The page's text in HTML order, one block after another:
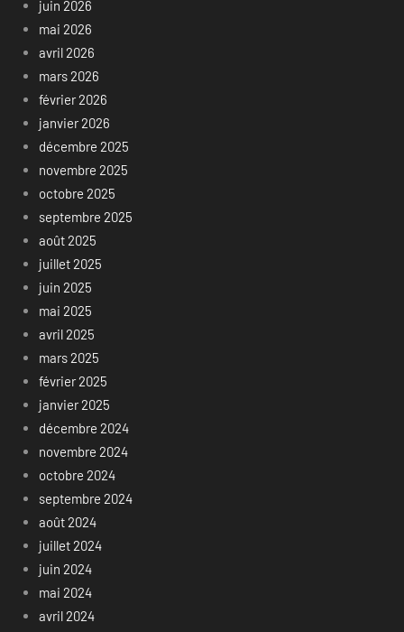
juin 2026
mai 2026
avril 2026
mars 2026
février 2026
janvier 2026
décembre 2025
novembre 2025
octobre 2025
septembre 2025
août 2025
juillet 2025
juin 2025
mai 2025
avril 2025
mars 2025
février 2025
janvier 2025
décembre 2024
novembre 2024
octobre 2024
septembre 2024
août 2024
juillet 2024
juin 2024
mai 2024
avril 2024